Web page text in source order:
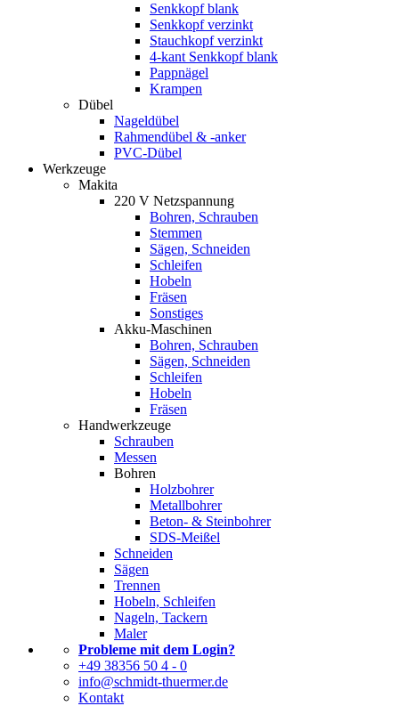
Senkkopf blank
Senkkopf verzinkt
Stauchkopf verzinkt
4-kant Senkkopf blank
Pappnägel
Krampen
Dübel
Nageldübel
Rahmendübel & -anker
PVC-Dübel
Werkzeuge
Makita
220 V Netzspannung
Bohren, Schrauben
Stemmen
Sägen, Schneiden
Schleifen
Hobeln
Fräsen
Sonstiges
Akku-Maschinen
Bohren, Schrauben
Sägen, Schneiden
Schleifen
Hobeln
Fräsen
Handwerkzeuge
Schrauben
Messen
Bohren
Holzbohrer
Metallbohrer
Beton- & Steinbohrer
SDS-Meißel
Schneiden
Sägen
Trennen
Hobeln, Schleifen
Nageln, Tackern
Maler
Probleme mit dem Login?
+49 38356 50 4 - 0
info@schmidt-thuermer.de
Kontakt